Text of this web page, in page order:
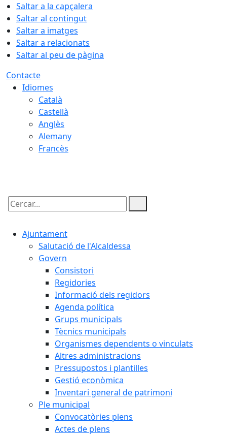
Saltar a la capçalera
Saltar al contingut
Saltar a imatges
Saltar a relacionats
Saltar al peu de pàgina
Contacte
Idiomes
Català
Castellà
Anglès
Alemany
Francès
Cercar:
Ajuntament
Salutació de l'Alcaldessa
Govern
Consistori
Regidories
Informació dels regidors
Agenda política
Grups municipals
Tècnics municipals
Organismes dependents o vinculats
Altres administracions
Pressupostos i plantilles
Gestió econòmica
Inventari general de patrimoni
Ple municipal
Convocatòries plens
Actes de plens